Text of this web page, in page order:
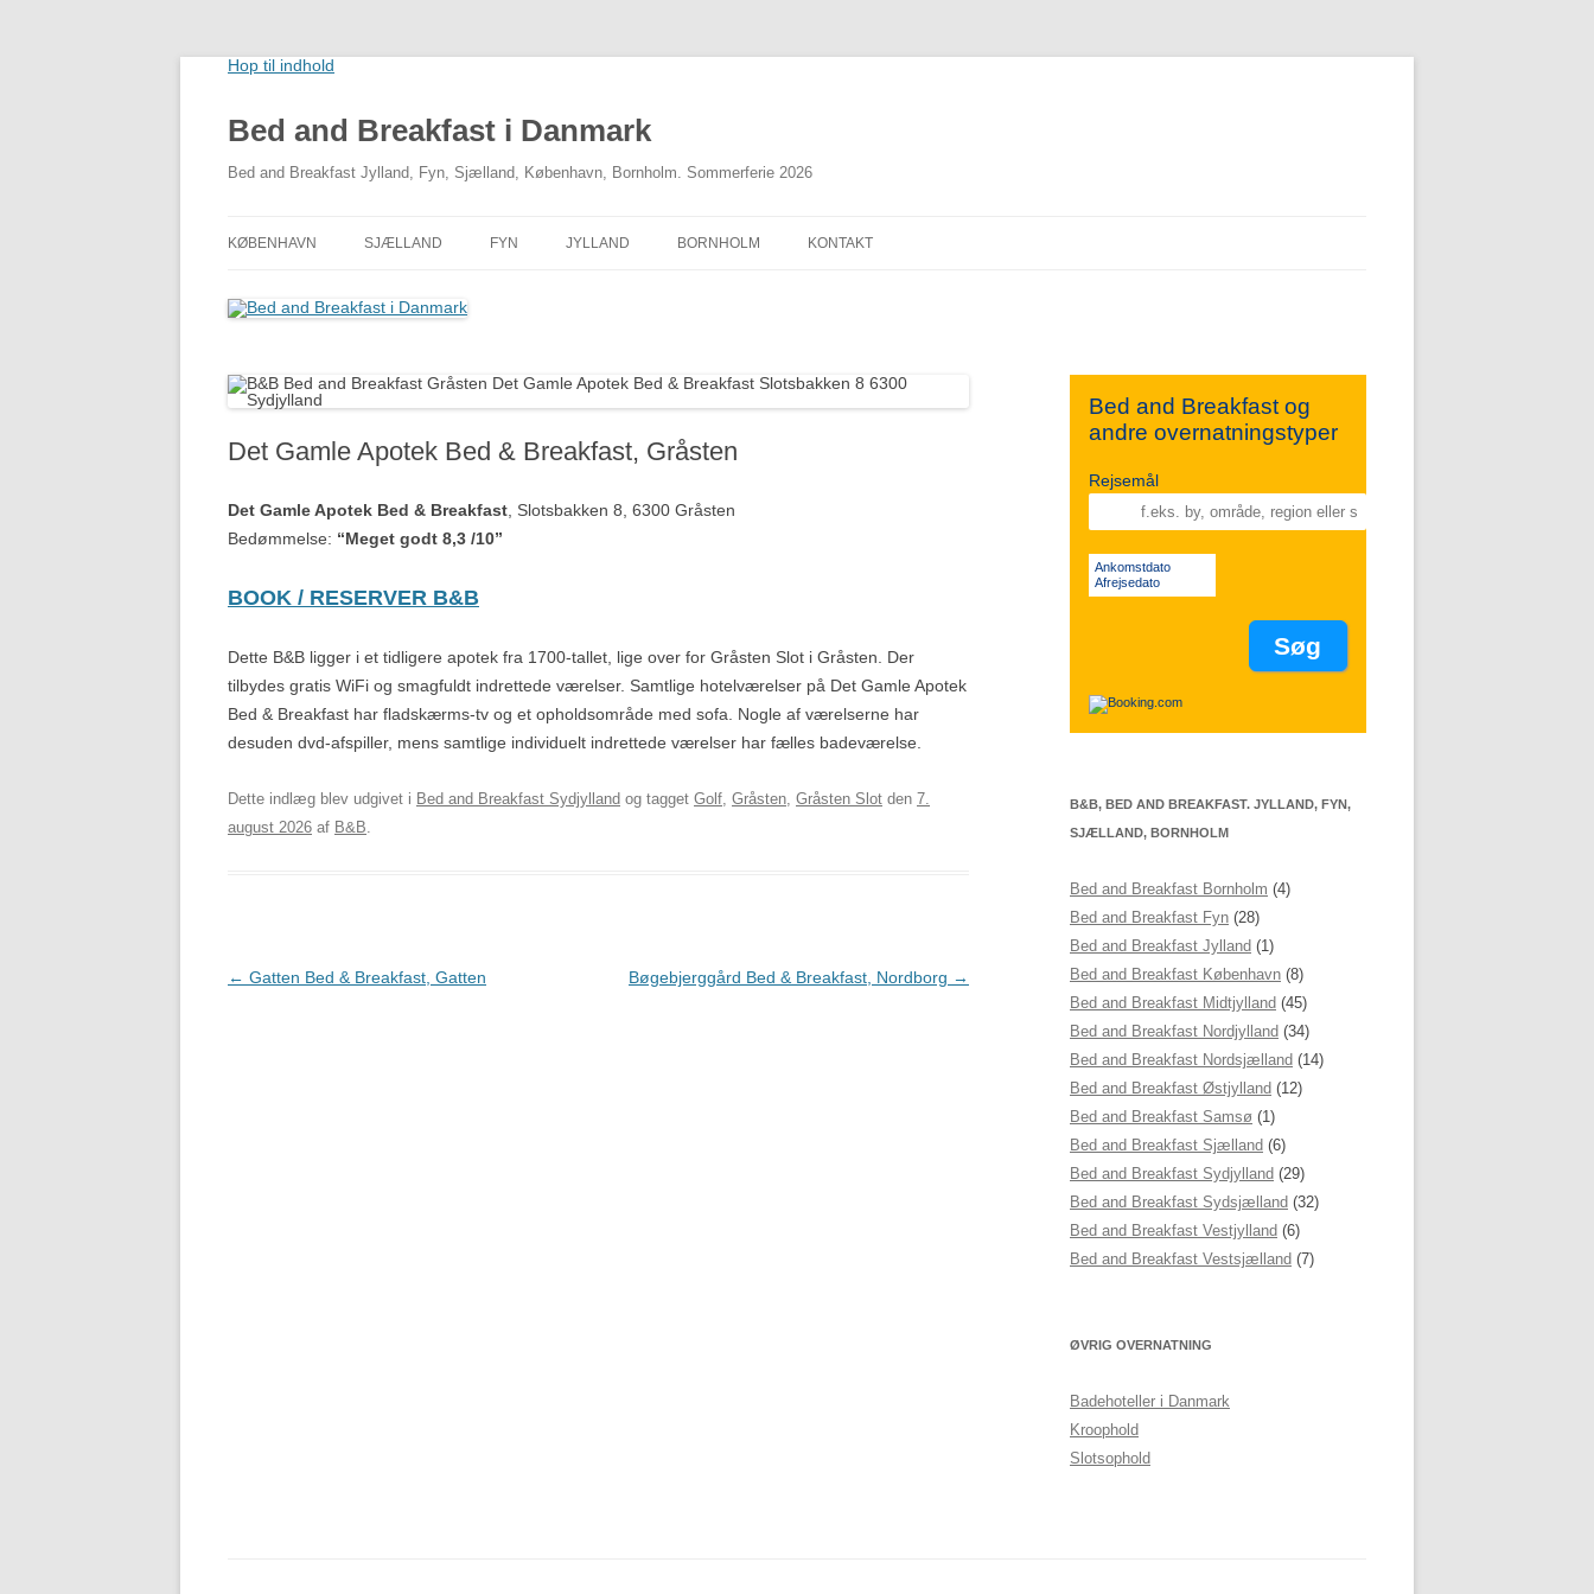
Hop til indhold
Bed and Breakfast i Danmark
Bed and Breakfast Jylland, Fyn, Sjælland, København, Bornholm. Sommerferie 2026
KØBENHAVN SJÆLLAND
SYDSJÆLLAND
FYN JYLLAND
ØSTJYLLAND
SØNDERJYLLAND
BORNHOLM KONTAKT
Det Gamle Apotek Bed & Breakfast, Gråsten
Det Gamle Apotek Bed & Breakfast , Slotsbakken 8, 6300 Gråsten
Bedømmelse: “Meget godt 8,3 /10”
BOOK / RESERVER B&B
Dette B&B ligger i et tidligere apotek fra 1700-tallet, lige over for Gråsten Slot i Gråsten. Der
tilbydes gratis WiFi og smagfuldt indrettede værelser. Samtlige hotelværelser på Det Gamle Apotek
Bed & Breakfast har fladskærms-tv og et opholdsområde med sofa. Nogle af værelserne har
desuden dvd-afspiller, mens samtlige individuelt indrettede værelser har fælles badeværelse.
Dette indlæg blev udgivet i Bed and Breakfast Sydjylland og tagget Golf, Gråsten, Gråsten Slot den 7.
august 2026 af B&B.
Indlægsnavigation
← Gatten Bed & Breakfast, Gatten Bøgebjerggård Bed & Breakfast, Nordborg →
Bed and Breakfast og
andre overnatningstyper
Rejsemål
Ankomstdato
Afrejsedato
B&B, BED AND BREAKFAST. JYLLAND, FYN,
SJÆLLAND, BORNHOLM
Bed and Breakfast Bornholm (4)
Bed and Breakfast Fyn (28)
Bed and Breakfast Jylland (1)
Bed and Breakfast København (8)
Bed and Breakfast Midtjylland (45)
Bed and Breakfast Nordjylland (34)
Bed and Breakfast Nordsjælland (14)
Bed and Breakfast Østjylland (12)
Bed and Breakfast Samsø (1)
Bed and Breakfast Sjælland (6)
Bed and Breakfast Sydjylland (29)
Bed and Breakfast Sydsjælland (32)
Bed and Breakfast Vestjylland (6)
Bed and Breakfast Vestsjælland (7)
ØVRIG OVERNATNING
Badehoteller i Danmark
Kroophold
Slotsophold